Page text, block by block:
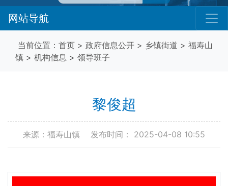
网站导航
当前位置： 首页 > 政府信息公开 > 乡镇街道 > 福寿山
镇 > 机构信息 > 领导班子
黎俊超
来源：福寿山镇 发布时间： 2025-04-08 10:55